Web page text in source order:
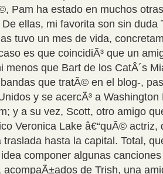
Pam ha estado en muchos
ellas, mi favorita son sin duda
tuvo un mes de vida,
es que coincidiÃ³ que un
menos que Bart de los CatÂ´s
que tratÃ© en el blog-,
y se acercÃ³ a
y a su vez, Scott, otro amigo
Veronica Lake â€“quÃ©
traslada hasta la capital. Total,
componer algunas
acompaÃ±ados de Trish, una